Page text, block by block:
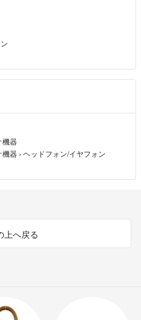
機器
機器 › ヘッドフォン/イヤフォン
上へ戻る